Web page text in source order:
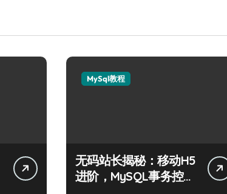
MySql教程
无码站长揭秘：移动H5
进阶，MySQL事务控制